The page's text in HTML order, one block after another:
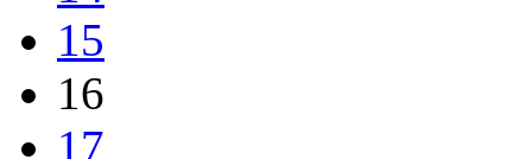
15
16
17